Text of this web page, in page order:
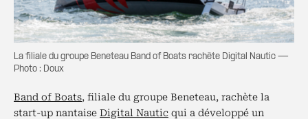
La filiale du groupe Beneteau Band of Boats rachète Digital Nautic —
Photo : Doux
Band of Boats, filiale du groupe Beneteau, rachète la
start-up nantaise Digital Nautic qui a développé un